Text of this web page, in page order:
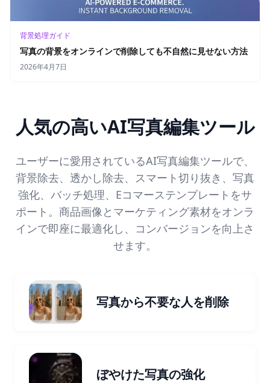
背景処理ガイド
写真の背景をオンラインで削除しても不自然に見せない方法
2026年4月7日
人気の高いAI写真編集ツール
ユーザーに愛用されているAI写真編集ツールで、
背景除去、透かし除去、スマート切り抜き、写真
強化、バッチ処理、Eコマーステンプレートをサ
ポート。商品画像とマーケティング素材をオンラ
インで即座に最適化し、コンバージョンを向上さ
せます。
写真から不要な人を削除
ぼやけた写真の強化